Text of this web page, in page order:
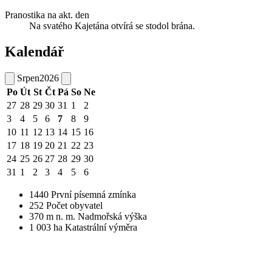
Pranostika na akt. den
Na svatého Kajetána otvírá se stodol brána.
Kalendář
Srpen2026
Po Út St Čt Pá So Ne
27 28 29 30 31 1
2
3
4 5 6 7 8
9
10 11 12 13 14 15 16
17 18 19 20 21 22 23
24 25 26 27 28 29 30
31 1 2 3 4 5 6
1440 První písemná zmínka
252 Počet obyvatel
370 m n. m. Nadmořská výška
1 003 ha Katastrální výměra